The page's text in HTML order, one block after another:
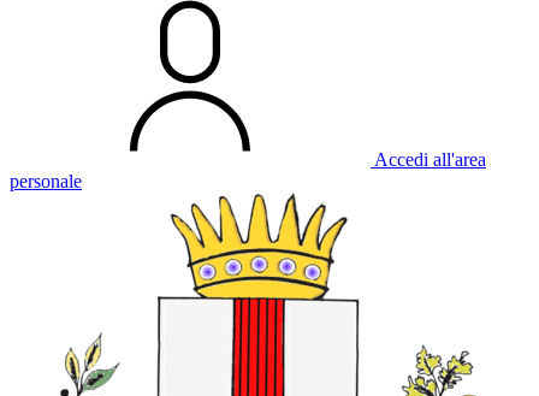
Accedi all'area
personale